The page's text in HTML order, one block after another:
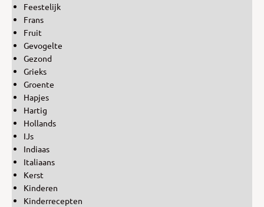
Feestelijk
Frans
Fruit
Gevogelte
Gezond
Grieks
Groente
Hapjes
Hartig
Hollands
IJs
Indiaas
Italiaans
Kerst
Kinderen
Kinderrecepten